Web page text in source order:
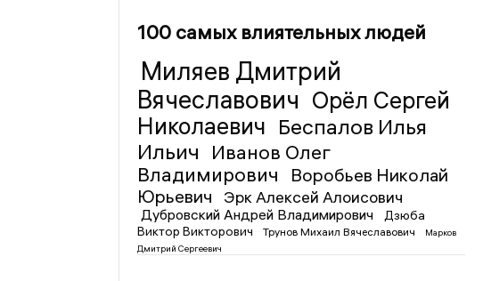
100 самых влиятельных людей
Миляев Дмитрий
Вячеславович Орёл Сергей
Николаевич Беспалов Илья
Ильич
Иванов Олег
Владимирович
Воробьев Николай
Юрьевич
Эрк Алексей Алоисович
Дубровский Андрей Владимирович
Дзюба
Виктор Викторович
Трунов Михаил Вячеславович
Марков
Дмитрий Сергеевич